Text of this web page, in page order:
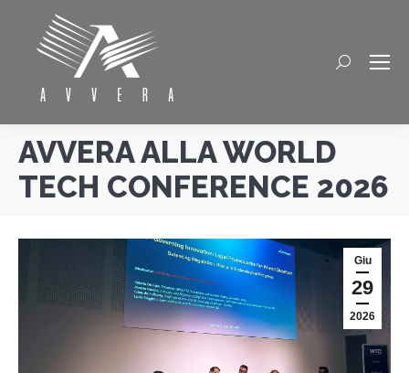
Cerca
AVVERA ALLA WORLD
TECH CONFERENCE 2026
Giu
29
2026